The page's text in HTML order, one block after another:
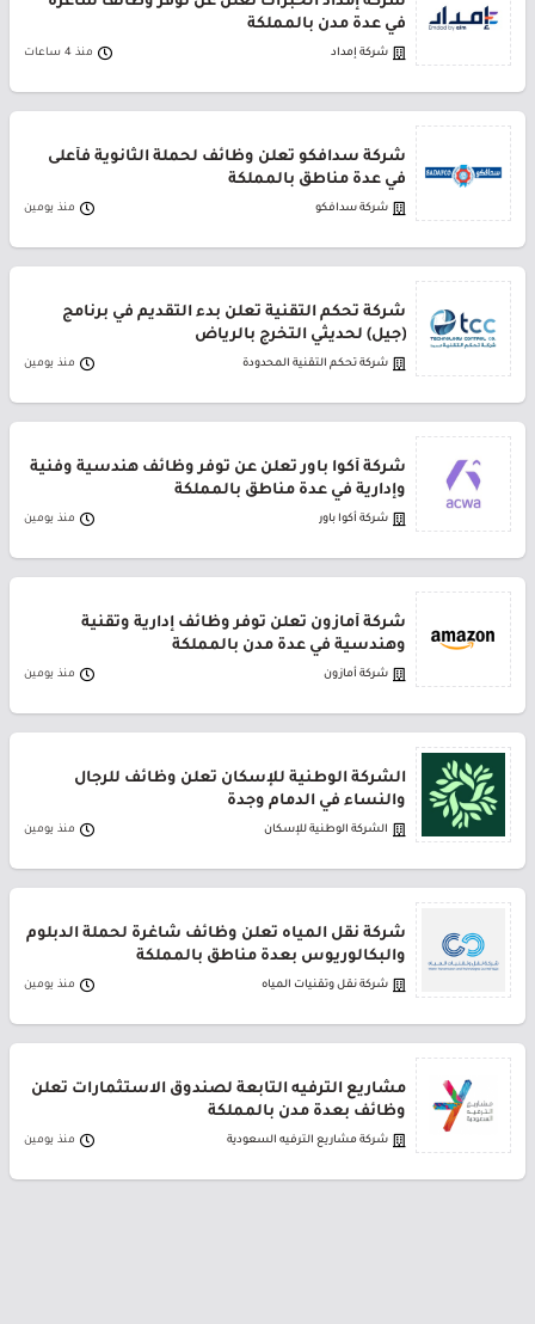
في عدة مدن بالمملكة
شركة إمداد منذ 4 ساعات
شركة سدافكو تعلن وظائف لحملة الثانوية فأعلى
في عدة مناطق بالمملكة
شركة سدافكو منذ يومين
شركة تحكم التقنية تعلن بدء التقديم في برنامج
(جيل) لحديثي التخرج بالرياض
شركة تحكم التقنية المحدودة منذ يومين
شركة أكوا باور تعلن عن توفر وظائف هندسية وفنية
وإدارية في عدة مناطق بالمملكة
شركة أكوا باور منذ يومين
شركة أمازون تعلن توفر وظائف إدارية وتقنية
وهندسية في عدة مدن بالمملكة
شركة أمازون منذ يومين
الشركة الوطنية للإسكان تعلن وظائف للرجال
والنساء في الدمام وجدة
الشركة الوطنية للإسكان منذ يومين
شركة نقل المياه تعلن وظائف شاغرة لحملة الدبلوم
والبكالوريوس بعدة مناطق بالمملكة
شركة نقل وتقنيات المياه منذ يومين
مشاريع الترفيه التابعة لصندوق الاستثمارات تعلن
وظائف بعدة مدن بالمملكة
شركة مشاريع الترفيه السعودية منذ يومين